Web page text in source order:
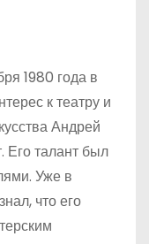
1980 года в
к театру и
Андрей
Его талант был
Уже в
что его